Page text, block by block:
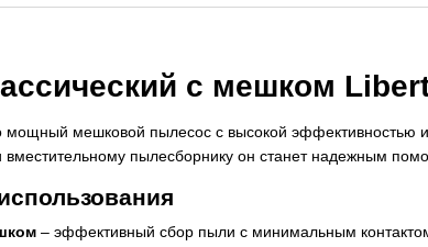
с мешком
мешковой пылесос с высокой эффективностью
вместительному пылесборнику он станет надежным
– эффективный сбор пыли с минимальным